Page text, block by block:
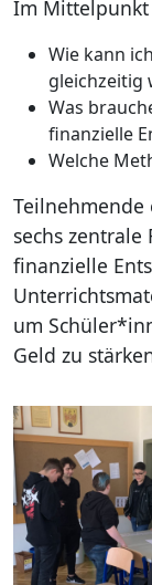
Im Mittelpunkt
Wie kann
gleichzeitig
Was
finanzielle
Welche
sechs
finanzielle
um
Geld zu